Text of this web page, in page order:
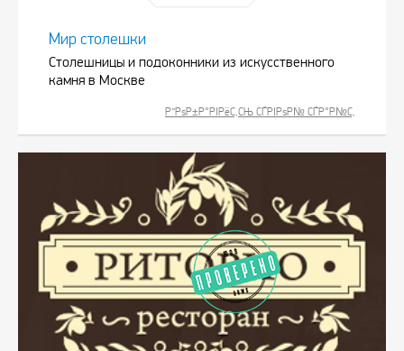
Мир столешки
Столешницы и подоконники из искусственного
камня в Москве
Р”РѕР±Р°РІРёС‚СЊ СЃРІРѕР№ СЃР°Р№С‚